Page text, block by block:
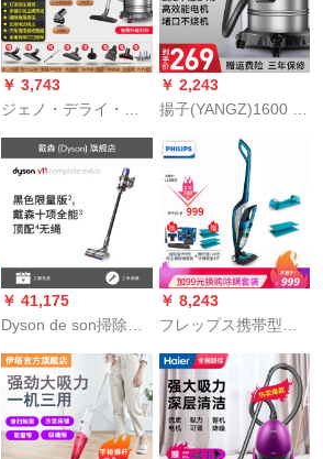
￥ 3,743
ジェノ・デライ・ウ
力工業大タル式掃除
機筒式吸水ビージネ
絨毯内に美縫洗車場
家電ベスト502-35 L
デラックス版（家庭
用商用クリーナーニ
コル/洗車）
￥ 2,243
揚子(YANGZ)1600 W
乾湿吹大吸力商用強
力洗車用ホテルル工
業作業場用内装美縫
掃除機25リット掃除
版(車用/商用)
￥ 41,175
Dyson de son掃除機
Extreeレンテリング
ドレッサー家庭用ダ
ニ除去家電12吸頭お
よびビクサリー尊敬
￥ 8,243
フレップス携帯型無
機ドレーラ一体機充
電式掃除機FC
6405/81